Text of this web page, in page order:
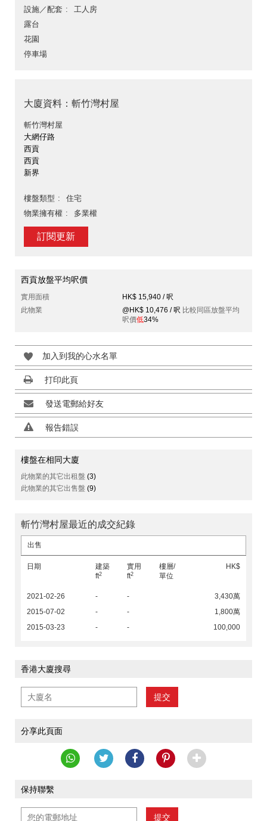
設施／配套
工人房
露台
花園
停車場
大廈資料：斬竹灣村屋
斬竹灣村屋
大網仔路
西貢
西貢
新界
樓盤類型
住宅
物業擁有權
多業權
訂閱更新
西貢放盤平均呎價
實用面積
HK$ 15,940 / 呎
此物業
@HK$ 10,476 / 呎 比較同區放盤平均
呎價低34%
加入到我的心水名單
打印此頁
發送電郵給好友
報告錯誤
樓盤在相同大廈
此物業的其它出租盤 (3)
此物業的其它出售盤 (9)
斬竹灣村屋最近的成交紀錄
出售
日期
建築
ft2
實用
ft2
樓層/
單位
HK$
2021-02-26 - -
3,430萬
2015-07-02
- -
1,800萬
2015-03-23
- - 100,000
香港大廈搜尋
提交
分享此頁面
保持聯繫
提交